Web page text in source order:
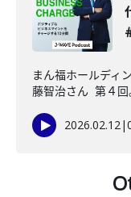
まん福ホールディ
藤智治さん 第４回
2026.02.12|